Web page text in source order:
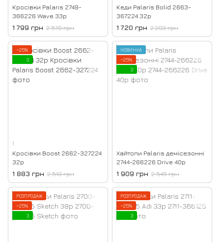
Кросівки Palaris 2749-
366226 Wave 33р
1 799 грн 2 570 грн
Кеди Palaris Bolid 2663-
367224 32р
1 720 грн 2 293 грн
−25%
3
1
Кросівки Boost 2662-327224
32р
1 883 грн 2 510 грн
НОВИНКА
−25%
3
Хайтопи Palaris демісезонні
2744-266226 Drive 40р
1 909 грн 2 545 грн
РОЗПРОДАЖ
−25%
3
РОЗПРОДАЖ
−25%
3